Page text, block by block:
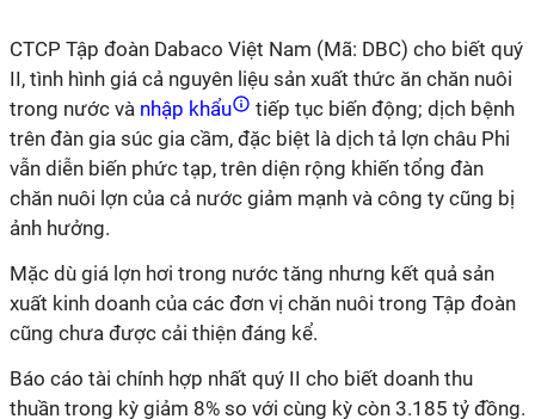
CTCP Tập đoàn Dabaco Việt Nam (Mã: DBC) cho biết quý
II, tình hình giá cả nguyên liệu sản xuất thức ăn chăn nuôi
trong nước và nhập khẩu
tiếp tục biến động; dịch bệnh
trên đàn gia súc gia cầm, đặc biệt là dịch tả lợn châu Phi
vẫn diễn biến phức tạp, trên diện rộng khiến tổng đàn
chăn nuôi lợn của cả nước giảm mạnh và công ty cũng bị
ảnh hưởng.
Mặc dù giá lợn hơi trong nước tăng nhưng kết quả sản
xuất kinh doanh của các đơn vị chăn nuôi trong Tập đoàn
cũng chưa được cải thiện đáng kể.
Báo cáo tài chính hợp nhất quý II cho biết doanh thu
thuần trong kỳ giảm 8% so với cùng kỳ còn 3.185 tỷ đồng.